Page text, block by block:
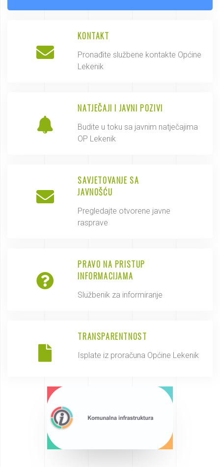
KONTAKT
Pronađite službene kontakte Općine
Lekenik
NATJEČAJI I JAVNI POZIVI
Budite u toku sa javnim natječajima
OP Lekenik
SAVJETOVANJE SA
JAVNOŠĆU
Pregledajte otvorene javne
rasprave
PRAVO NA PRISTUP
INFORMACIJAMA
Službenik za informiranje
TRANSPARENTNOST
Isplate iz proračuna Općine Lekenik